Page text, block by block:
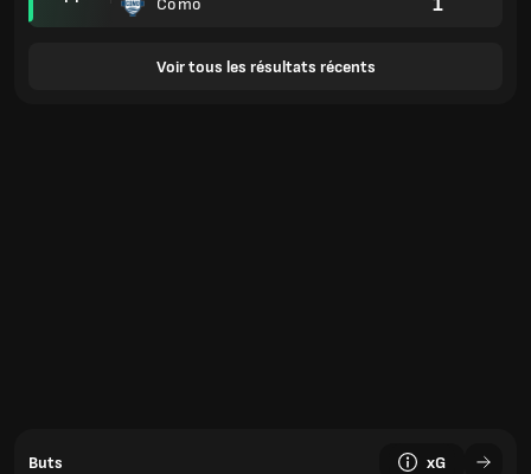
Como
Voir tous les résultats récents
Buts xG